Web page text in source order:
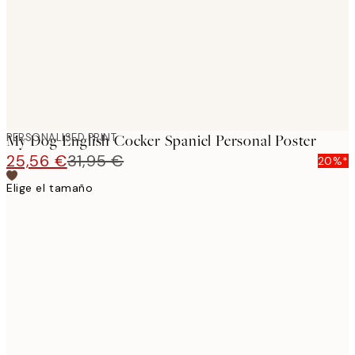
PERSONALISED PRINT
My Dog English Cocker Spaniel Personal Poster
25,56 €31,95 €
20%*
Elige el tamaño